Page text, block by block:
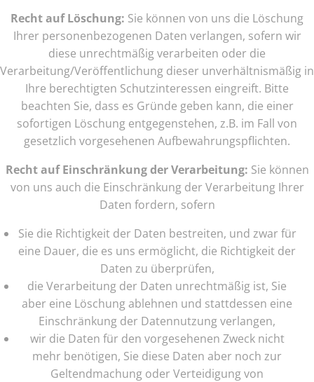
Recht auf Löschung: Sie können von uns die Löschung
Ihrer personenbezogenen Daten verlangen, sofern wir
diese unrechtmäßig verarbeiten oder die
Verarbeitung/Veröffentlichung dieser unverhältnismäßig in
Ihre berechtigten Schutzinteressen eingreift. Bitte
beachten Sie, dass es Gründe geben kann, die einer
sofortigen Löschung entgegenstehen, z.B. im Fall von
gesetzlich vorgesehenen Aufbewahrungspflichten.
Recht auf Einschränkung der Verarbeitung: Sie können
von uns auch die Einschränkung der Verarbeitung Ihrer
Daten fordern, sofern
Sie die Richtigkeit der Daten bestreiten, und zwar für
eine Dauer, die es uns ermöglicht, die Richtigkeit der
Daten zu überprüfen,
die Verarbeitung der Daten unrechtmäßig ist, Sie
aber eine Löschung ablehnen und stattdessen eine
Einschränkung der Datennutzung verlangen,
wir die Daten für den vorgesehenen Zweck nicht
mehr benötigen, Sie diese Daten aber noch zur
Geltendmachung oder Verteidigung von